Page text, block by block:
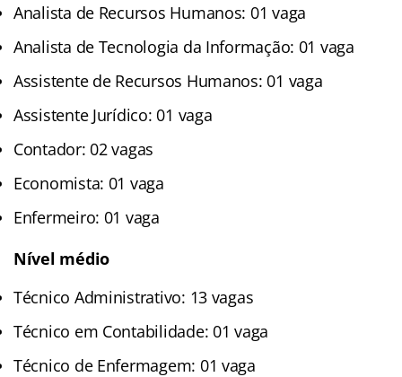
Analista de Recursos Humanos: 01 vaga
Analista de Tecnologia da Informação: 01 vaga
Assistente de Recursos Humanos: 01 vaga
Assistente Jurídico: 01 vaga
Contador: 02 vagas
Economista: 01 vaga
Enfermeiro: 01 vaga
Nível médio
Técnico Administrativo: 13 vagas
Técnico em Contabilidade: 01 vaga
Técnico de Enfermagem: 01 vaga